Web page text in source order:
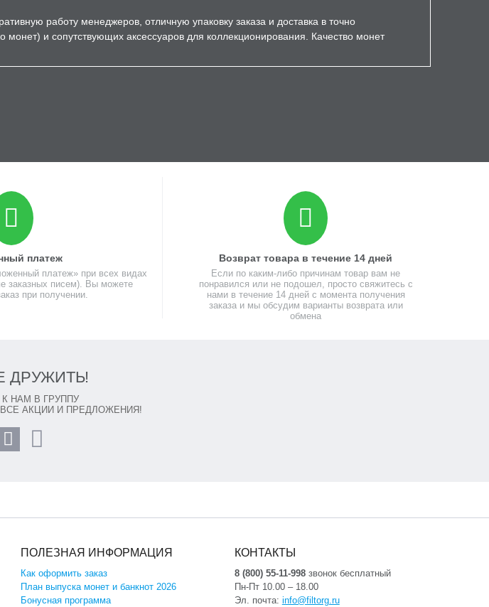
работу менеджеров, отличную упаковку заказа и доставка в точно
и сопутствующих аксессуаров для коллекционирования. Качество монет
платеж
платеж» при всех видах
заказных писем). Вы можете
при получении.
Возврат товара в течение 14 дней
Если по каким-либо причинам товар вам не
понравился или не подошел, просто свяжитесь с
нами в течение 14 дней с момента получения
заказа и мы обсудим варианты возврата или
обмена
ДРУЖИТЬ!
К НАМ В ГРУППУ
АКЦИИ И ПРЕДЛОЖЕНИЯ!
ПОЛЕЗНАЯ ИНФОРМАЦИЯ
Как оформить заказ
План выпуска монет и банкнот 2026
Бонусная программа
КОНТАКТЫ
8 (800) 55-11-998звонок бесплатный
Пн-Пт 10.00 – 18.00
Эл. почта: info@filtorg.ru